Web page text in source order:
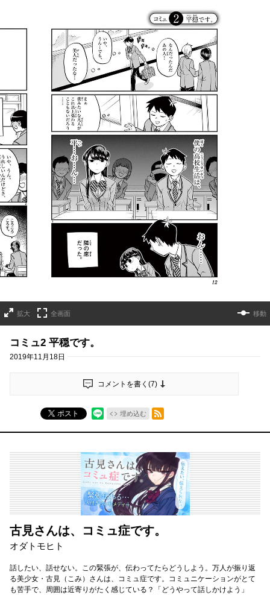
拡大 全画面 移動
コミュ2 平穏です。
2019年11月18日
コメントを書く(7)
ポスト 埋め込む
RSSフィード
古見さんは、コミュ症です。
オダトモヒト
話したい、話せない。この緊張が、伝わってたらどうしよう。万人が振り返
る美少女・古見（こみ）さんは、コミュ症です。コミュニケーションがとて
も苦手で、周囲は近寄りがたく感じている？「どうやって話しかけよう」